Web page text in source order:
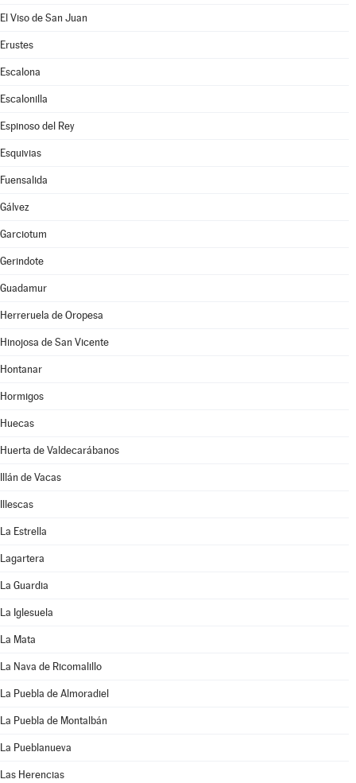
El Viso de San Juan
Erustes
Escalona
Escalonilla
Espinoso del Rey
Esquivias
Fuensalida
Gálvez
Garciotum
Gerindote
Guadamur
Herreruela de Oropesa
Hinojosa de San Vicente
Hontanar
Hormigos
Huecas
Huerta de Valdecarábanos
Illán de Vacas
Illescas
La Estrella
Lagartera
La Guardia
La Iglesuela
La Mata
La Nava de Ricomalillo
La Puebla de Almoradiel
La Puebla de Montalbán
La Pueblanueva
Las Herencias